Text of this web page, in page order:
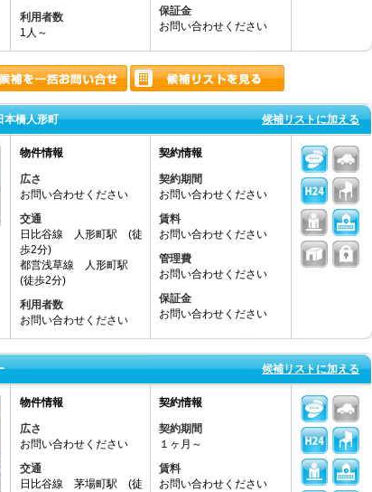
利用者数
1人～
保証金
お問い合わせください
本橋人形町 候補リストに加える
物件情報
広さ
お問い合わせください
交通
日比谷線 人形町駅 (徒
歩2分)
都営浅草線 人形町駅
(徒歩2分)
利用者数
お問い合わせください
契約情報
契約期間
お問い合わせください
賃料
お問い合わせください
管理費
お問い合わせください
保証金
お問い合わせください
候補リストに加える
物件情報
広さ
お問い合わせください
交通
日比谷線 茅場町駅 (徒
契約情報
契約期間
１ヶ月～
賃料
お問い合わせください